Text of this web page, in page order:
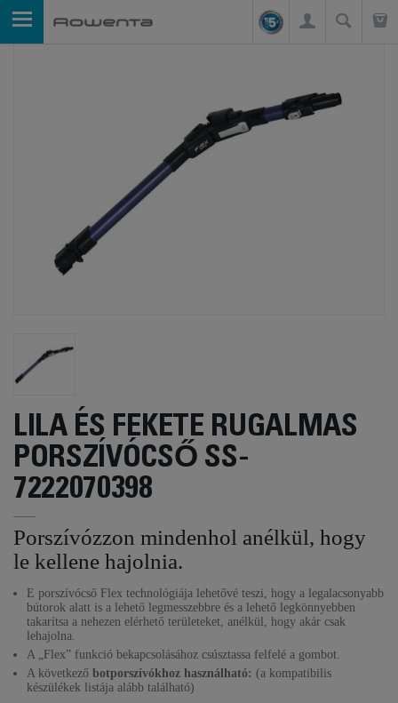
LILA ÉS FEKETE RUGALMAS
PORSZÍVÓCSŐ SS-
7222070398
Porszívózzon mindenhol anélkül, hogy
le kellene hajolnia.
E porszívócső Flex technológiája lehetővé teszi, hogy a legalacsonyabb
bútorok alatt is a lehető legmesszebbre és a lehető legkönnyebben
takarítsa a nehezen elérhető területeket, anélkül, hogy akár csak
lehajolna.
A „Flex” funkció bekapcsolásához csúsztassa felfelé a gombot.
A következő botporszívókhoz használható: (a kompatibilis
készülékek listája alább található)